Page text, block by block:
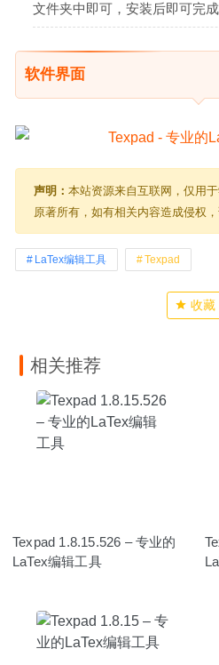
文件夹中即可，安装后即可完成
软件界面
声明： 本站资源来自互联网，仅用
原著所有，如有相关内容造成侵权
LaTex编辑工具 Texpad
收藏
相关推荐
Texpad 1.8.15.526 – 专业的
LaTex编辑工具